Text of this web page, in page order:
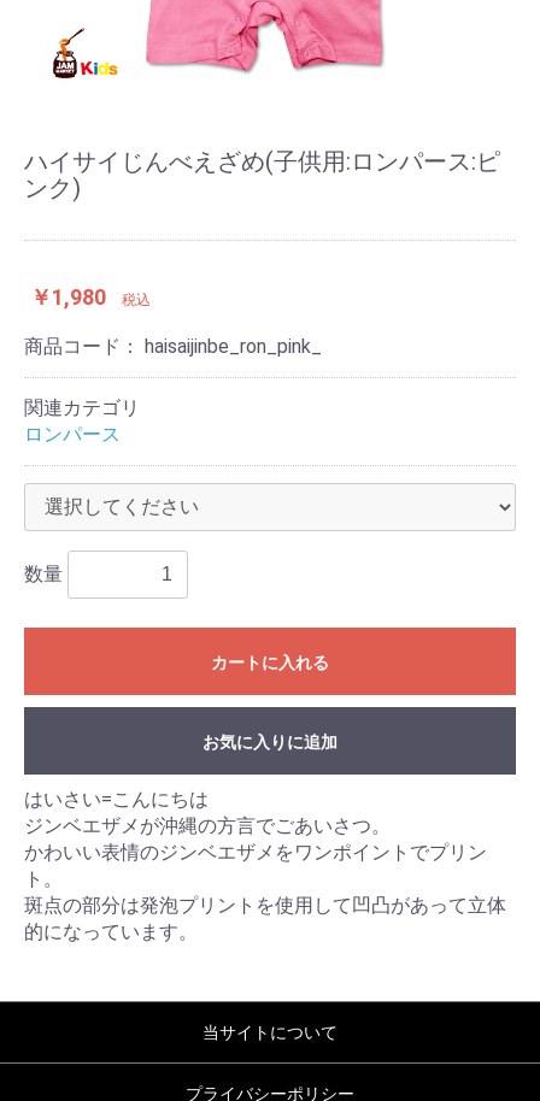
ハイサイじんべえざめ(子供用:ロンパース:ピ
ンク)
￥1,980 税込
商品コード： haisaijinbe_ron_pink_
関連カテゴリ
ロンパース
数量
カートに入れる
お気に入りに追加
はいさい=こんにちは
ジンベエザメが沖縄の方言でごあいさつ。
かわいい表情のジンベエザメをワンポイントでプリン
ト。
斑点の部分は発泡プリントを使用して凹凸があって立体
的になっています。
当サイトについて
プライバシーポリシー